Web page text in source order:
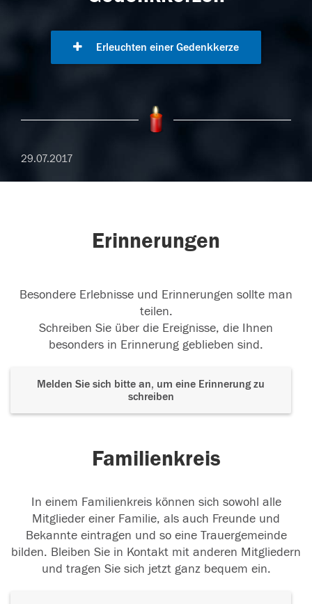
Erleuchten einer Gedenkkerze
29.07.2017
Erinnerungen
Besondere Erlebnisse und Erinnerungen sollte man
teilen.
Schreiben Sie über die Ereignisse, die Ihnen
besonders in Erinnerung geblieben sind.
Melden Sie sich bitte an, um eine Erinnerung zu
schreiben
Familienkreis
In einem Familienkreis können sich sowohl alle
Mitglieder einer Familie, als auch Freunde und
Bekannte eintragen und so eine Trauergemeinde
bilden. Bleiben Sie in Kontakt mit anderen Mitgliedern
und tragen Sie sich jetzt ganz bequem ein.